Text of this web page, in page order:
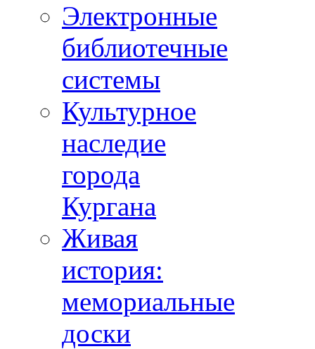
Электронные
библиотечные
системы
Культурное
наследие
города
Кургана
Живая
история:
мемориальные
доски